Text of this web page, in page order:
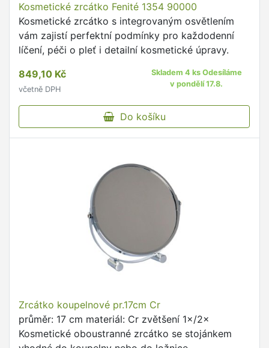
Kosmetické zrcátko Fenité 1354 90000
Kosmetické zrcátko s integrovaným osvětlením
vám zajistí perfektní podmínky pro každodenní
líčení, péči o pleť i detailní kosmetické úpravy.
849,10 Kč
včetně DPH
Skladem 4 ks Odesíláme
v pondělí 17.8.
Do košíku
Zrcátko koupelnové pr.17cm Cr
průměr: 17 cm materiál: Cr zvětšení 1×/2×
Kosmetické oboustranné zrcátko se stojánkem